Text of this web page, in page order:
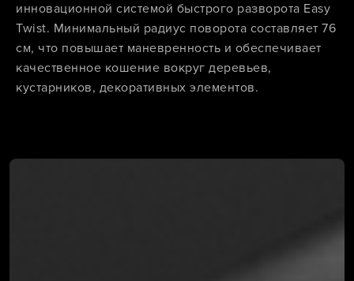
инновационной системой быстрого разворота Easy
Twist. Минимальный радиус поворота составляет 76
см, что повышает маневренность и обеспечивает
качественное кошение вокруг деревьев,
кустарников, декоративных элементов.